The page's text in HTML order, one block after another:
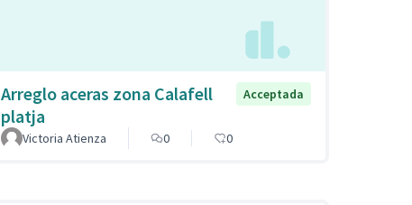
Arreglo aceras zona Calafell
platja
Acceptada
Victoria Atienza 0 0